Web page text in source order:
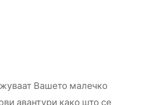
Вашето малечко
авантури како што се